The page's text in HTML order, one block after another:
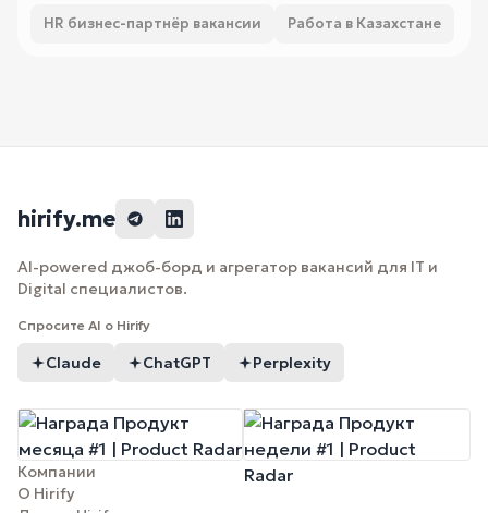
HR бизнес-партнёр вакансии Работа в Казахстане
hirify.me
AI-powered джоб-борд и агрегатор вакансий для IT и
Digital специалистов.
Спросите AI о Hirify
Claude ChatGPT Perplexity
Компании
О Hirify